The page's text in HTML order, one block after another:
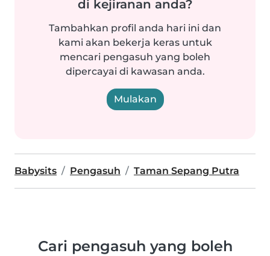
di kejiranan anda?
Tambahkan profil anda hari ini dan
kami akan bekerja keras untuk
mencari pengasuh yang boleh
dipercayai di kawasan anda.
Mulakan
Babysits Pengasuh Taman Sepang Putra
Cari pengasuh yang boleh